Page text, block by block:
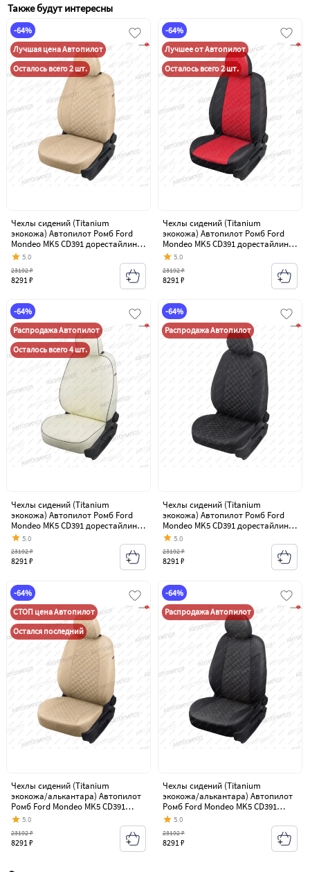
Также будут интересны
-64%
Лучшая цена Автопилот
Осталось всего 2 шт.
Чехлы сидений (Titanium
экокожа) Автопилот Ромб Ford
Mondeo MK5 CD391 дорестайлинг
седан (2014-2018)
5.0
8291 ₽
23192 ₽
-64%
Лучшее от Автопилот
Осталось всего 2 шт.
Чехлы сидений (Titanium
экокожа) Автопилот Ромб Ford
Mondeo MK5 CD391 дорестайлинг
седан (2014-2018)
5.0
8291 ₽
23192 ₽
-64%
Распродажа Автопилот
Осталось всего 4 шт.
Чехлы сидений (Titanium
экокожа) Автопилот Ромб Ford
Mondeo MK5 CD391 дорестайлинг
седан (2014-2018)
5.0
8291 ₽
23192 ₽
-64%
Распродажа Автопилот
Чехлы сидений (Titanium
экокожа) Автопилот Ромб Ford
Mondeo MK5 CD391 дорестайлинг
седан (2014-2018)
5.0
8291 ₽
23192 ₽
-64%
СТОП цена Автопилот
Остался последний
Чехлы сидений (Titanium
экокожа/алькантара) Автопилот
Ромб Ford Mondeo MK5 CD391
дорестайлинг седан (2014-2018)
5.0
8291 ₽
23192 ₽
-64%
Распродажа Автопилот
Чехлы сидений (Titanium
экокожа/алькантара) Автопилот
Ромб Ford Mondeo MK5 CD391
дорестайлинг седан (2014-2018)
5.0
8291 ₽
23192 ₽